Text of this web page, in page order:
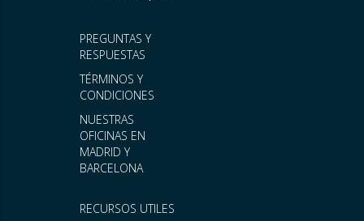
RECURSOS UTILES
PREGUNTAS Y
RESPUESTAS
TÉRMINOS Y
CONDICIONES
NUESTRAS
OFICINAS EN
MADRID Y
BARCELONA